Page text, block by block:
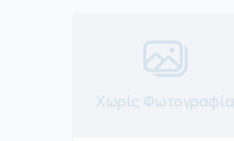
Χωρίς Φωτογραφία